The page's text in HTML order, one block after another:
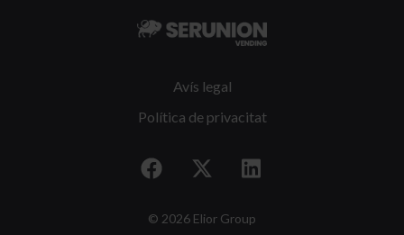
Avís legal
Política de privacitat
© 2026 Elior Group